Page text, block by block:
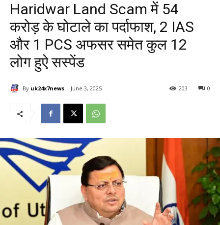
Haridwar Land Scam में 54
करोड़ के घोटाले का पर्दाफाश, 2 IAS
और 1 PCS अफसर समेत कुल 12
लोग हुऐ सस्पेंड
By uk24x7news June 3, 2025 0
203